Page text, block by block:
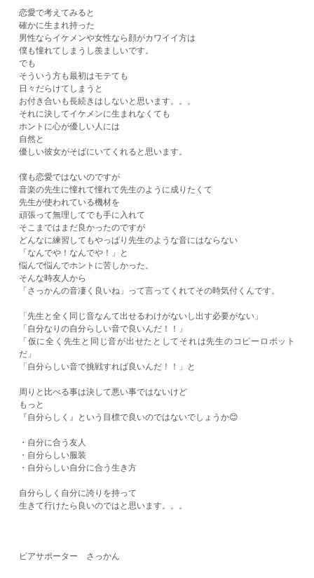
恋愛で考えてみると
確かに生まれ持った
男性ならイケメンや女性なら顔がカワイイ方は
僕も憧れてしまうし羨ましいです。
でも
そういう方も最初はモテても
日々だらけてしまうと
お付き合いも長続きはしないと思います。。。
それに決してイケメンに生まれなくても
ホントに心が優しい人には
​自然と
優しい彼女がそばにいてくれると思います。
僕も恋愛ではないのですが
音楽の先生に憧れて憧れて先生のように成りたくて
先生が使われている機材を
頑張って無理してでも手に入れて
そこまではまだ良かったのですが
どんなに練習してもやっぱり先生のような音にはならない
「なんでや！なんでや！」と
悩んで悩んでホントに苦しかった。
そんな時友人から
「さっかんの音凄く良いね」って言ってくれてその時気付くんです。
「先生と全く同じ音なんて出せるわけがないし出す必要がない」
「自分なりの自分らしい音で良いんだ！！」
「仮に全く先生と同じ音が出せたとしてそれは先生のコピーロボット
だ」
「自分らしい音で挑戦すれば良いんだ！！」と
周りと比べる事は決して悪い事ではないけど
もっと
『自分らしく』という目標で良いのではないでしょうか😊
・自分に合う友人
・自分らしい服装
・自分らしい自分に合う生き方
自分らしく自分に誇りを持って
生きて行けたら良いのではと思います。。。
ピアサポーター さっかん